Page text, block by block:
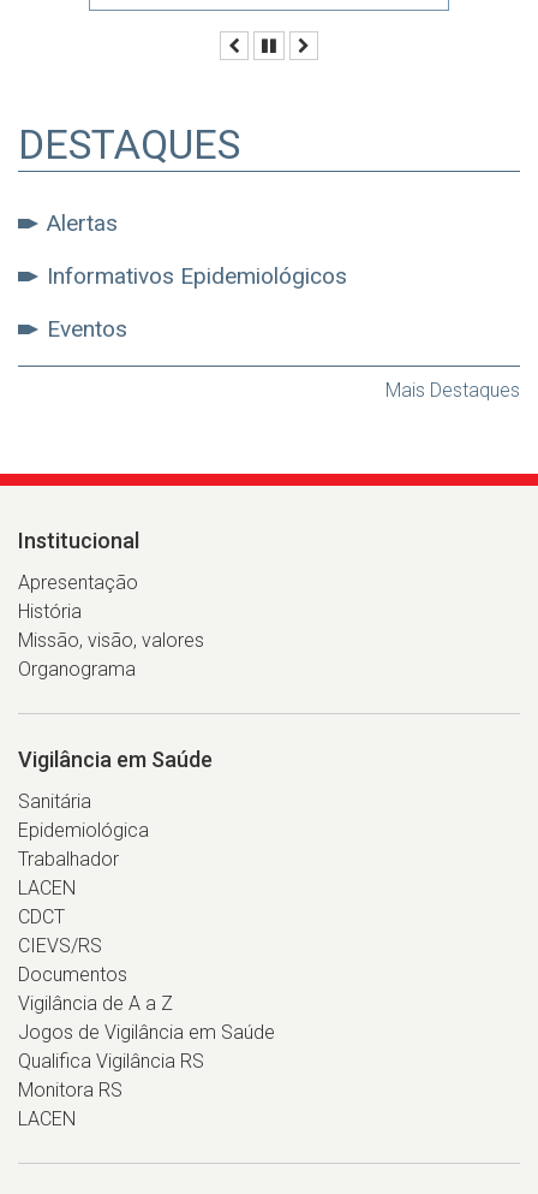
AnteriorPausar
DESTAQUES
Alertas
Informativos Epidemiológicos
Eventos
Mais Destaques
Institucional
Apresentação
História
Missão, visão, valores
Organograma
Vigilância em Saúde
Sanitária
Epidemiológica
Trabalhador
LACEN
CDCT
CIEVS/RS
Documentos
Vigilância de A a Z
Jogos de Vigilância em Saúde
Qualifica Vigilância RS
Monitora RS
LACEN